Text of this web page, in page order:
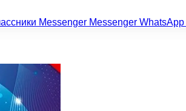
Messenger Messenger WhatsApp